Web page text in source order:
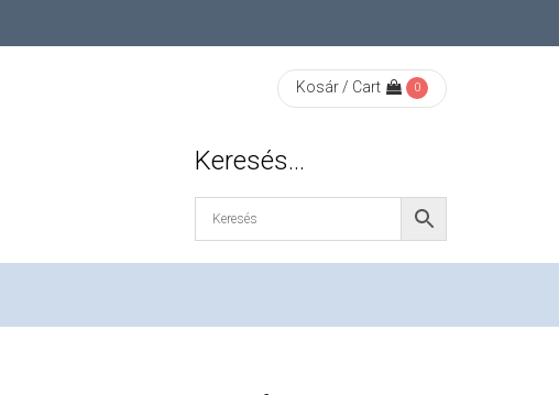
Kosár / Cart 0
Keresés…